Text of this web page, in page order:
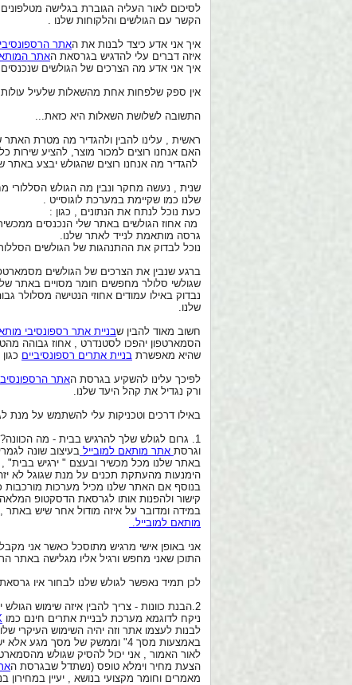
לסיכום לאור העליה הגוברת בגלישה
הקשר עם הגולשים והלקוחות שלנו .
איך אני אדע כיצד לבנות את האתר הרספונסיבי
איזה דברים עלי להדגיש בגרסאת האתר
איך אני אדע מה הצרכים של הגולשים
אין ספק שלפחות אחת מהשאלות שלעיל עולות
התשובה לשלושת השאלות היא כזאת...
ראשית , עלינו להבין ולהגדיר מה מטרת האתר
האם אנחנו רוצים למכור מוצר, להציע שירות
להגדיר מה אנחנו רוצים שהגולש יבצע באתר
שנית , נעשה מחקר ונבין מה הגולש הסללורי
שלנו כמו שקיימת במערכת לוגוסייט .
כעת נוכל לנתח את הנתונים , כגון :
מה אחוז הגולשים באתר שלי הנכנסים
גרסה מותאמת לנייד לאתר שלנו.
נוכל לבדוק את ההתנהגות של הגולשים
ברגע שנבין את הצרכים של הגולשים
שגולשי סלולר מחפשים חומר מסויים באתר
נבדוק באילו עמודים אחוזי הנטישה מסלולר
שלנו.
חשוב מאוד להבין שבניית אתר רספונסיבי
הסמארטפון יהפכו לסטנדרט , אחוז גבוהה
שהיא מאפשרת בניית אתרים רספונסיביים כגון
לפיכך עלינו להשקיע בגרסת האתר
ורק נגדיל את קהל היעד שלנו.
באילו דרכים וטכניקות עלי להשתמש על מנת
1. גרום לגולש שלך להרגיש בבית - מה
וגרסת אתר מותאם למובייל בעיצוב שונה
באתר שלנו מכל מכשיר ובעצם " ירגיש בבית"
הימנעות מהעתקת תכנים על מנת שגוגל לא
בנוסף אם האתר שלנו מכיל מערכות מורכבות
קישור ולהפנות אותו לגרסאת הדסקטופ
במידה ומדובר על איזה מודול אחר שיש באתר
מותאם למובייל.
אני באופן אישי מרגיש מתוסכל כאשר אני מקבל
התוכן שאני מחפש ורגיל אליו מגלישה באתר
לכן תמיד נאפשר לגולש שלנו לבחור איו
2.הבנת כוונות - צריך להבין איזה שימוש הגולש יעשה באתר שלנו ואיך השימוש באתר שלנו ממובייל שונה מהשימוש מהדסקטופ של המחשב הרגיל.
ניקח לדוגמא מערכת לבניית אתרים חינם כמו
לבנות לעצמו אתר וזה יהיה השימוש העיקרי
באמצעות מסך 4" וממשק של מסך מגע אלא יש צורך במקלדת ועכבר על מנת להזיז אלמנטים ולכתוב תכנים .
לאור האמור , אני יכול להסיק שגולש
הצעת מחיר וימלא טופס (נשתדל שבגרסת ה
מאמרים וחומר מקצועי בנושא , יעיין